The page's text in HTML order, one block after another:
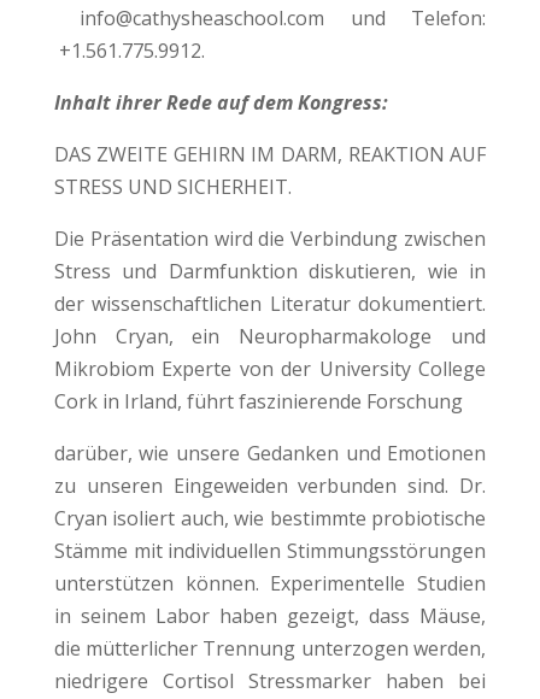
info@cathysheaschool.com und Telefon:
+1.561.775.9912.
Inhalt ihrer Rede auf dem Kongress:
DAS ZWEITE GEHIRN IM DARM, REAKTION AUF
STRESS UND SICHERHEIT.
Die Präsentation wird die Verbindung zwischen
Stress und Darmfunktion diskutieren, wie in
der wissenschaftlichen Literatur dokumentiert.
John Cryan, ein Neuropharmakologe und
Mikrobiom Experte von der University College
Cork in Irland, führt faszinierende Forschung
darüber, wie unsere Gedanken und Emotionen
zu unseren Eingeweiden verbunden sind. Dr.
Cryan isoliert auch, wie bestimmte probiotische
Stämme mit individuellen Stimmungsstörungen
unterstützen können. Experimentelle Studien
in seinem Labor haben gezeigt, dass Mäuse,
die mütterlicher Trennung unterzogen werden,
niedrigere Cortisol Stressmarker haben bei